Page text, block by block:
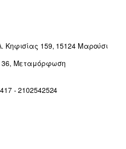
Κηφισίας 159, 15124 Μαρούσι
36, Μεταμόρφωση
- 2102542524